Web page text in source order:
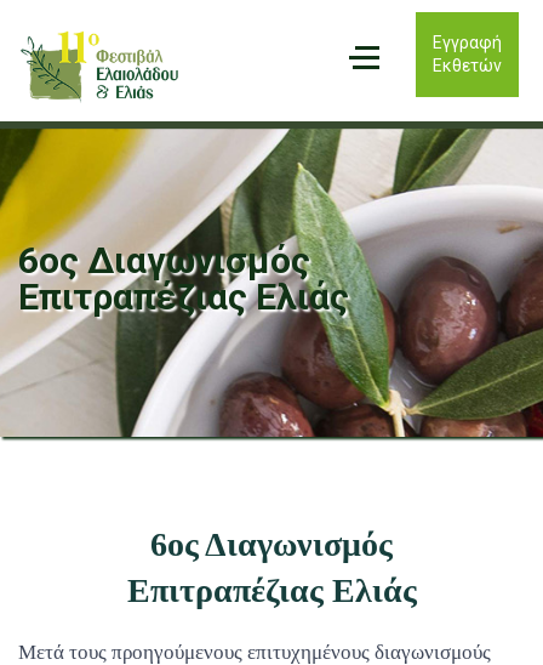
Εγγραφή
Εκθετών
6ος Διαγωνισμός
Επιτραπέζιας Ελιάς
6ος Διαγωνισμός
Επιτραπέζιας Ελιάς
Μετά τους προηγούμενους επιτυχημένους διαγωνισμούς